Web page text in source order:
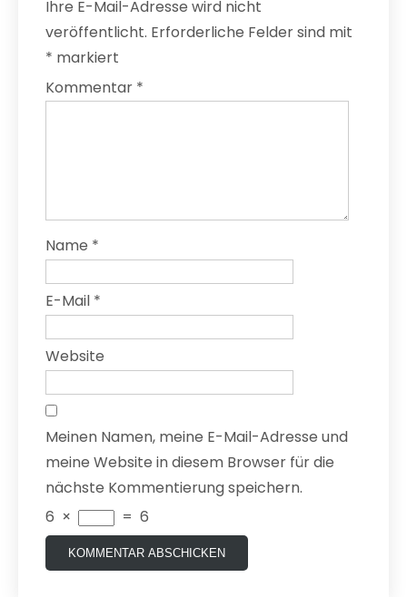
Ihre E-Mail-Adresse wird nicht
veröffentlicht. Erforderliche Felder sind mit
* markiert
Kommentar *
Name *
E-Mail *
Website
Meinen Namen, meine E-Mail-Adresse und
meine Website in diesem Browser für die
nächste Kommentierung speichern.
6 × = 6